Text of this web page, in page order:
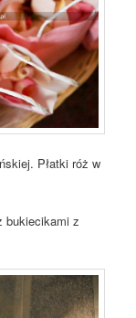
Płatki róż w
bukiecikami z